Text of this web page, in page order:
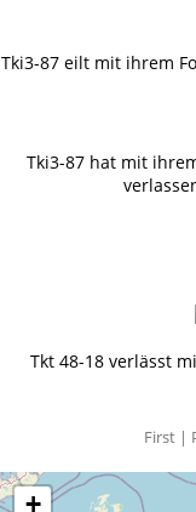
Tki3-87 eilt mit ihrem
Tki3-87 hat mit
Tkt 48-18 verlässt
First |
+